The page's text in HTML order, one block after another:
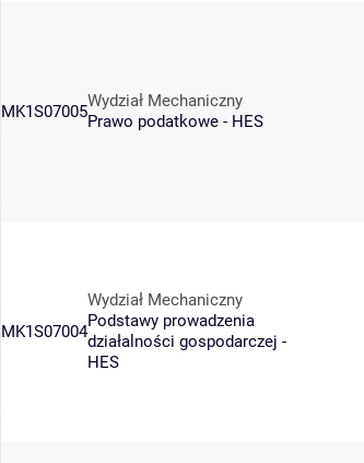
MK1S07005
Wydział Mechaniczny
Prawo podatkowe - HES
MK1S07004
Wydział Mechaniczny
Podstawy prowadzenia
działalności gospodarczej -
HES